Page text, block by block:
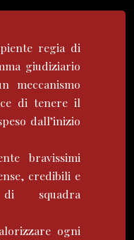
regia di
giudiziario
meccanismo
di tenere il
dall’inizio
bravissimi
credibili e
squadra
ogni